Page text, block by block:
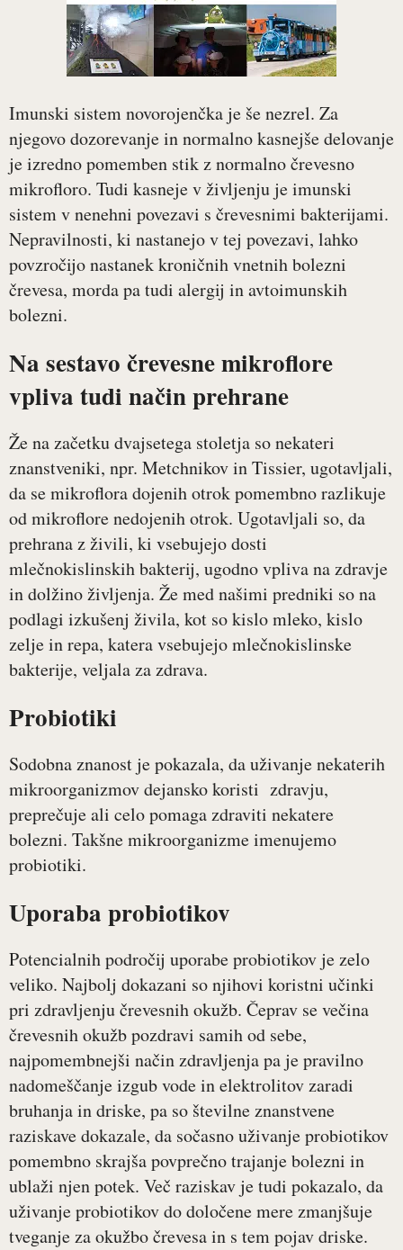
Imunski sistem novorojenčka je še nezrel. Za
njegovo dozorevanje in normalno kasnejše delovanje
je izredno pomemben stik z normalno črevesno
mikrofloro. Tudi kasneje v življenju je imunski
sistem v nenehni povezavi s črevesnimi bakterijami.
Nepravilnosti, ki nastanejo v tej povezavi, lahko
povzročijo nastanek kroničnih vnetnih bolezni
črevesa, morda pa tudi alergij in avtoimunskih
bolezni.
Na sestavo črevesne mikroflore
vpliva tudi način prehrane
Že na začetku dvajsetega stoletja so nekateri
znanstveniki, npr. Metchnikov in Tissier, ugotavljali,
da se mikroflora dojenih otrok pomembno razlikuje
od mikroflore nedojenih otrok. Ugotavljali so, da
prehrana z živili, ki vsebujejo dosti
mlečnokislinskih bakterij, ugodno vpliva na zdravje
in dolžino življenja. Že med našimi predniki so na
podlagi izkušenj živila, kot so kislo mleko, kislo
zelje in repa, katera vsebujejo mlečnokislinske
bakterije, veljala za zdrava.
Probiotiki
Sodobna znanost je pokazala, da uživanje nekaterih
mikroorganizmov dejansko koristi zdravju,
preprečuje ali celo pomaga zdraviti nekatere
bolezni. Takšne mikroorganizme imenujemo
probiotiki.
Uporaba probiotikov
Potencialnih področij uporabe probiotikov je zelo
veliko. Najbolj dokazani so njihovi koristni učinki
pri zdravljenju črevesnih okužb. Čeprav se večina
črevesnih okužb pozdravi samih od sebe,
najpomembnejši način zdravljenja pa je pravilno
nadomeščanje izgub vode in elektrolitov zaradi
bruhanja in driske, pa so številne znanstvene
raziskave dokazale, da sočasno uživanje probiotikov
pomembno skrajša povprečno trajanje bolezni in
ublaži njen potek. Več raziskav je tudi pokazalo, da
uživanje probiotikov do določene mere zmanjšuje
tveganje za okužbo črevesa in s tem pojav driske.